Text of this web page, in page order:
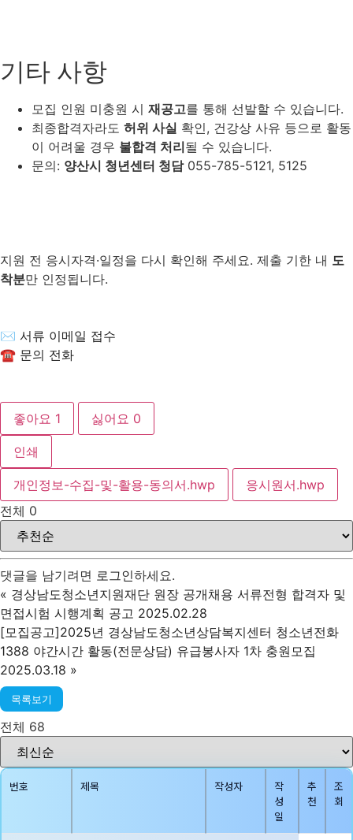
기타 사항
모집 인원 미충원 시 재공고를 통해 선발할 수 있습니다.
최종합격자라도 허위 사실 확인, 건강상 사유 등으로 활동
이 어려울 경우 불합격 처리될 수 있습니다.
문의: 양산시 청년센터 청담055-785-5121, 5125
지원 전 응시자격·일정을 다시 확인해 주세요. 제출 기한 내 도
착분만 인정됩니다.
✉ 서류 이메일 접수
☎ 문의 전화
좋아요 1 싫어요 0
인쇄
개인정보-수집-및-활용-동의서.hwp
응시원서.hwp
전체 0
댓글을 남기려면 로그인하세요.
« 경상남도청소년지원재단 원장 공개채용 서류전형 합격자 및
면접시험 시행계획 공고 2025.02.28
[모집공고]2025년 경상남도청소년상담복지센터 청소년전화
1388 야간시간 활동(전문상담) 유급봉사자 1차 충원모집
2025.03.18 »
목록보기
전체 68
번호 제목 작성자
작
성
일
추
천
조
회